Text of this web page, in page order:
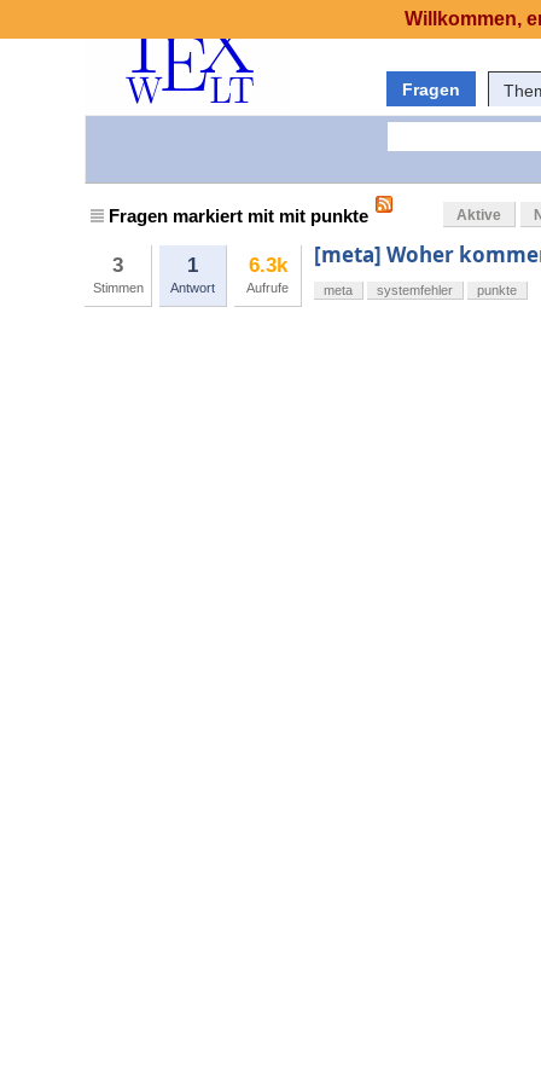
Fragen
Fragen markiert mit mit punkte Aktive
3
Stimmen
1
Antwort
6.3k
Aufrufe
[meta] Woher
meta systemfehler punkte
Willkommen,